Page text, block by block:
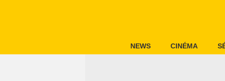
NEWS CINÉMA